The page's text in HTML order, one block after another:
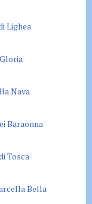
Lighea
Nava
Baraonna
Tosca
Bella